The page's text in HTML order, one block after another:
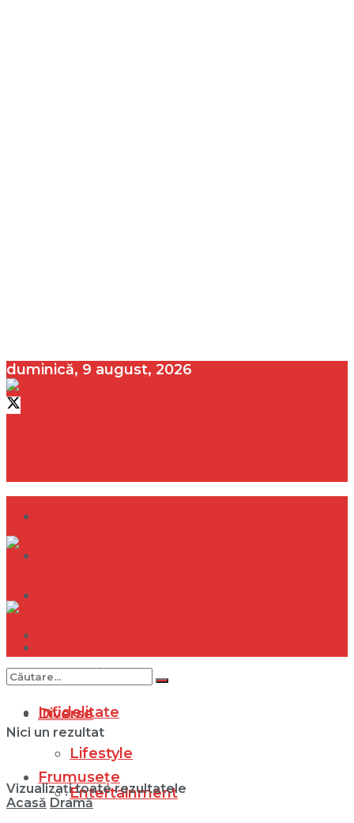
duminică, 9 august, 2026
Internațional
Diverse
Lifestyle
Entertainment
Infidelitate
Frumusețe
Nici un rezultat
Vizualizați toate rezultatele
Acasă Dramă